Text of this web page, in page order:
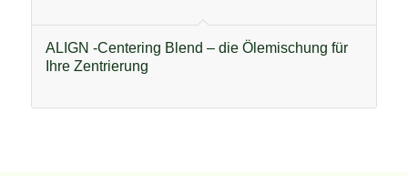
ALIGN -Centering Blend – die Ölemischung für
Ihre Zentrierung